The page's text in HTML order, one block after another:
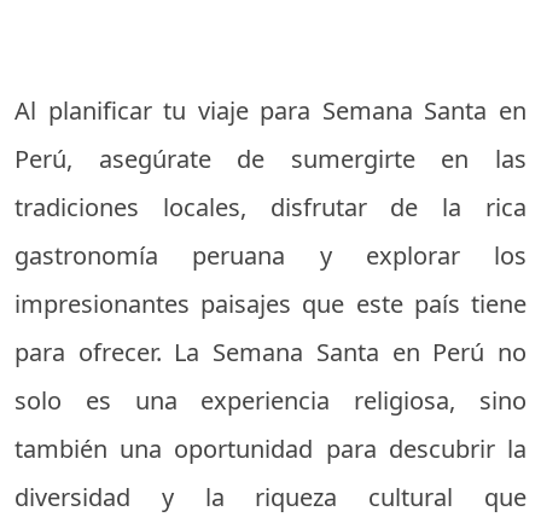
Al planificar tu viaje para Semana Santa en
Perú, asegúrate de sumergirte en las
tradiciones locales, disfrutar de la rica
gastronomía peruana y explorar los
impresionantes paisajes que este país tiene
para ofrecer. La Semana Santa en Perú no
solo es una experiencia religiosa, sino
también una oportunidad para descubrir la
diversidad y la riqueza cultural que